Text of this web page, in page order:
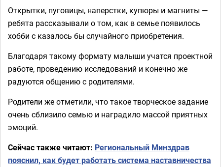
Открытки, пуговицы, наперстки, купюры и магниты —
ребята рассказывали о том, как в семье появилось
хобби с казалось бы случайного приобретения.
Благодаря такому формату малыши учатся проектной
работе, проведению исследований и конечно же
радуются общению с родителями.
Родители же отметили, что такое творческое задание
очень сблизило семью и наградило массой приятных
эмоций.
Сейчас также читают: Региональный Минздрав
пояснил, как будет работать система наставничества